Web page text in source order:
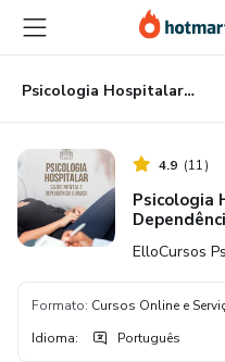
para
conteúdo
principal
para
pagamento
para
rodapé
Psicologia Hospitalar, Saúde Mental e Dependência Química
4.9 (11)
Psicologia
ElloCursos
Formato: Cursos Online e
Idioma: Português